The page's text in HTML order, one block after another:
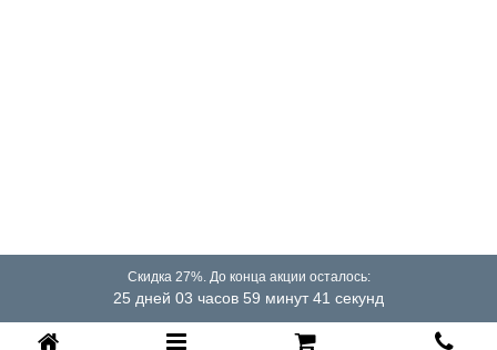
Скидка 27%. До конца акции осталось:
25 дней 03 часов 59 минут 41 секунд